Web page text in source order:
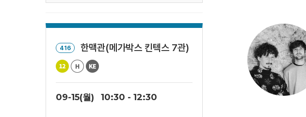
416 한맥관(메가박스 킨텍스 7관)
09-15(월) 10:30 - 12:30